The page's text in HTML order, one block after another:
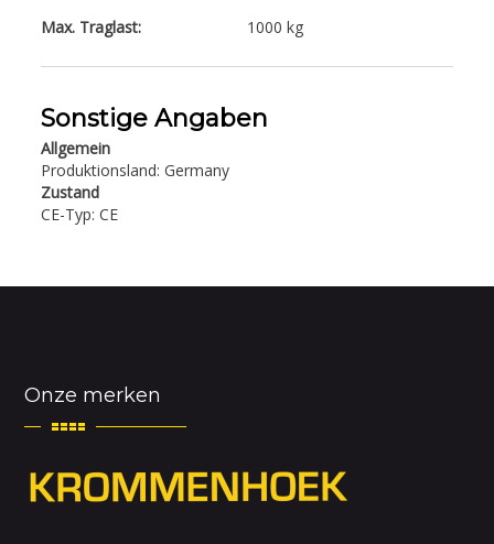
Max. Traglast:
1000 kg
Sonstige Angaben
Allgemein
Produktionsland: Germany
Zustand
CE-Typ: CE
Onze merken